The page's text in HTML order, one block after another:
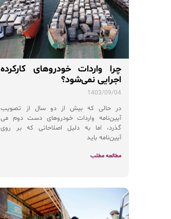
چرا واردات خودروهای کارکرده
اجرایی نمی‌شود؟
1403/09/04
در حالی که بیش از دو سال از تصویب
آیین‌نامه واردات خودروهای دست دوم می
گذرد، اما به دلیل اصلاحاتی که بر روی
آیین‌نامه باید
مطالعه مطلب